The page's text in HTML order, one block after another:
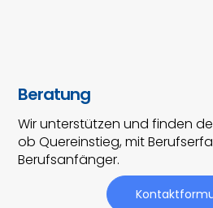
Beratung
Wir unterstützen und finden
ob Quereinstieg, mit
Berufsanfänger.